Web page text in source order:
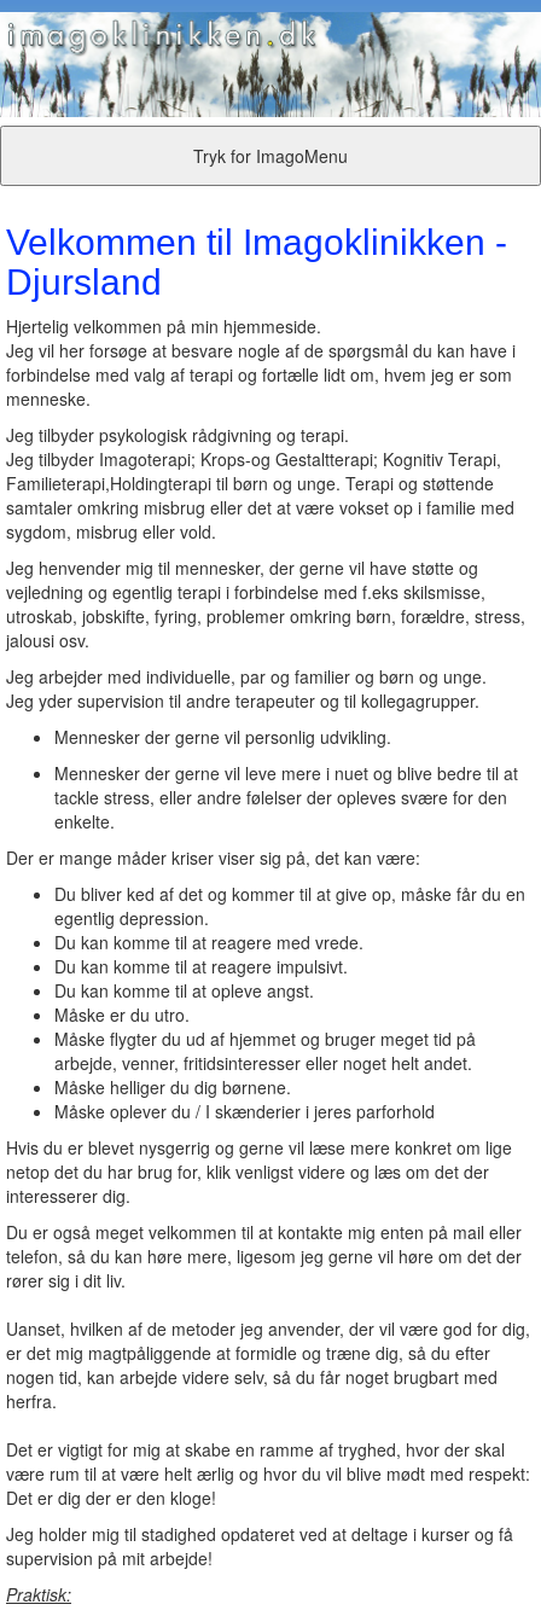
Tryk for ImagoMenu
Velkommen til Imagoklinikken -
Djursland
Hjertelig velkommen på min hjemmeside.
Jeg vil her forsøge at besvare nogle af de spørgsmål du kan have i
forbindelse med valg af terapi og fortælle lidt om, hvem jeg er som
menneske.
Jeg tilbyder psykologisk rådgivning og terapi.
Jeg tilbyder Imagoterapi; Krops-og Gestaltterapi; Kognitiv Terapi,
Familieterapi,Holdingterapi til børn og unge. Terapi og støttende
samtaler omkring misbrug eller det at være vokset op i familie med
sygdom, misbrug eller vold.
Jeg henvender mig til mennesker, der gerne vil have støtte og
vejledning og egentlig terapi i forbindelse med f.eks skilsmisse,
utroskab, jobskifte, fyring, problemer omkring børn, forældre, stress,
jalousi osv.
Jeg arbejder med individuelle, par og familier og børn og unge.
Jeg yder supervision til andre terapeuter og til kollegagrupper.
Mennesker der gerne vil personlig udvikling.
Mennesker der gerne vil leve mere i nuet og blive bedre til at
tackle stress, eller andre følelser der opleves svære for den
enkelte.
Der er mange måder kriser viser sig på, det kan være:
Du bliver ked af det og kommer til at give op, måske får du en
egentlig depression.
Du kan komme til at reagere med vrede.
Du kan komme til at reagere impulsivt.
Du kan komme til at opleve angst.
Måske er du utro.
Måske flygter du ud af hjemmet og bruger meget tid på
arbejde, venner, fritidsinteresser eller noget helt andet.
Måske helliger du dig børnene.
Måske oplever du / I skænderier i jeres parforhold
Hvis du er blevet nysgerrig og gerne vil læse mere konkret om lige
netop det du har brug for, klik venligst videre og læs om det der
interesserer dig.
Du er også meget velkommen til at kontakte mig enten på mail eller
telefon, så du kan høre mere, ligesom jeg gerne vil høre om det der
rører sig i dit liv.
Uanset, hvilken af de metoder jeg anvender, der vil være god for dig,
er det mig magtpåliggende at formidle og træne dig, så du efter
nogen tid, kan arbejde videre selv, så du får noget brugbart med
herfra.
Det er vigtigt for mig at skabe en ramme af tryghed, hvor der skal
være rum til at være helt ærlig og hvor du vil blive mødt med respekt:
Det er dig der er den kloge!
Jeg holder mig til stadighed opdateret ved at deltage i kurser og få
supervision på mit arbejde!
Praktisk: